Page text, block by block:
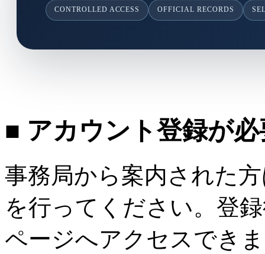
CONTROLLED ACCESS OFFICIAL RECORDS
■ アカウント登録が
事務局から案内された
を行ってください。登
ページへアクセスでき